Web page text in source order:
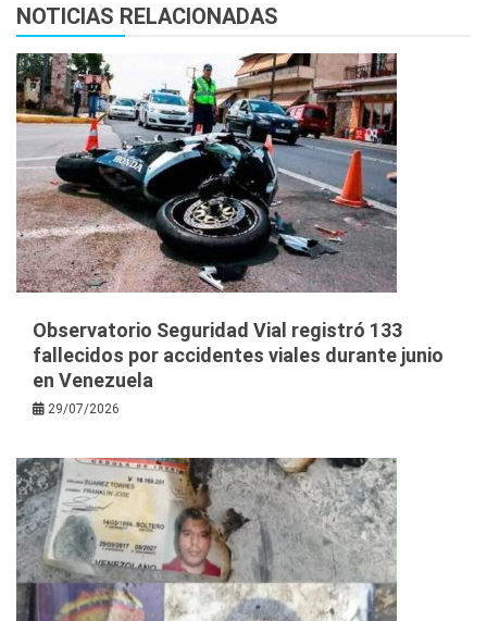
NOTICIAS RELACIONADAS
Observatorio Seguridad Vial registró 133
fallecidos por accidentes viales durante junio
en Venezuela
29/07/2026